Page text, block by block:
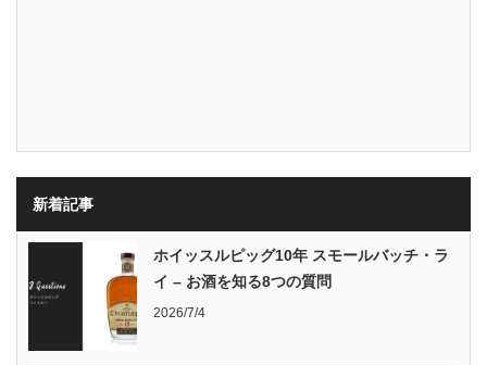
新着記事
ホイッスルピッグ10年 スモールバッチ・ラ
イ – お酒を知る8つの質問
2026/7/4